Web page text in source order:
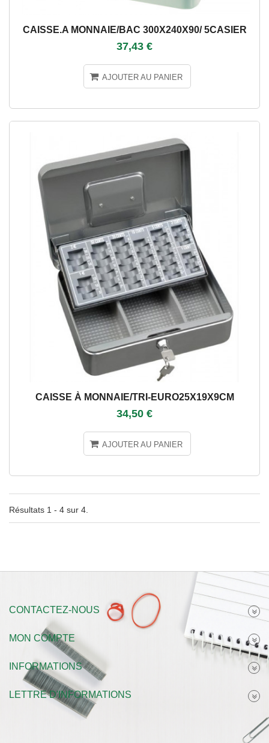
CAISSE.A MONNAIE/BAC 300X240X90/ 5CASIER
37,43 €
AJOUTER AU PANIER
CAISSE À MONNAIE/TRI-EURO25X19X9CM
34,50 €
AJOUTER AU PANIER
Résultats 1 - 4 sur 4.
CONTACTEZ-NOUS
MON COMPTE
INFORMATIONS
LETTRE D'INFORMATIONS